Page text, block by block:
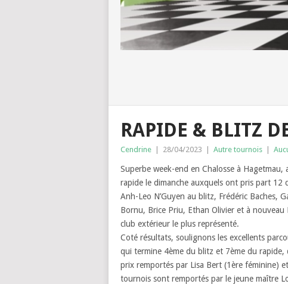
RAPIDE & BLITZ
Cendrine | 28/04/2023 | Autre tournois |
Superbe week-end en Chalosse à
rapide le dimanche auxquels ont pris part 12
Anh-Leo N’Guyen au blitz, Frédéric Baches,
Bornu, Brice Priu, Ethan Olivier et à
club extérieur le plus représenté.
Coté résultats, soulignons les excellents
qui termine 4ème du blitz et 7ème du
prix remportés par Lisa Bert (1ère féminine)
tournois sont remportés par le jeune maître